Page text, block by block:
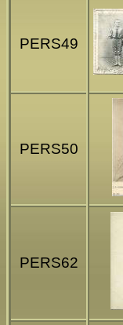
PERS49
PERS50
PERS62